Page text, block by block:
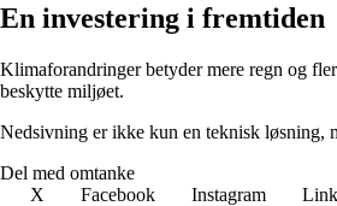
En investering i fremtiden
Klimaforandringer betyder mere regn og
beskytte miljøet.
Nedsivning er ikke kun en teknisk løsning,
Del med omtanke
X
Facebook Instagram